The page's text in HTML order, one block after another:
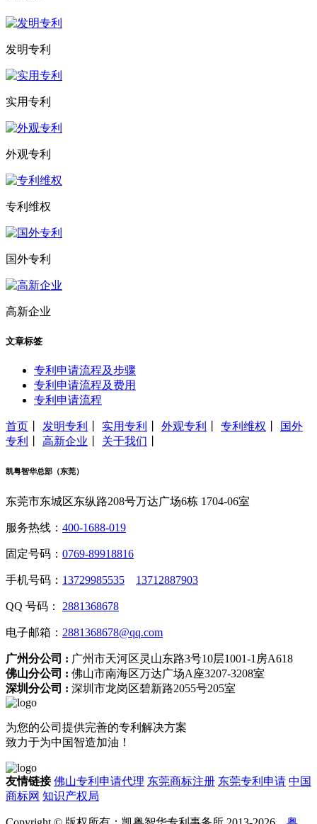
发明专利
实用专利
外观专利
专利维权
国外专利
高新企业
文章标签
专利申请流程及步骤
专利申请流程及费用
专利申请流程
首页 发明专利 实用专利 外观专利 专利维权
国外
专利
高新企业 关于我们
凯粤智华总部（东莞）
东莞市东城区东纵路208号万达广场6栋 1704-06室
服务热线： 400-1688-019
固定号码： 0769-89918816
手机号码： 13729985535 13712887903
QQ 号码： 2881368678
电子邮箱： 2881368678@qq.com
广州分公司 : 广州市天河区灵山东路3号10层1001-1房A618
佛山分公司 : 佛山市南海区万达广场A座3207-3208室
深圳分公司 : 深圳市龙岗区碧新路2055号205室
为您的公司提供完善的专利解决方案
致力于为中国智造加油！
友情链接 佛山专利申请代理 东莞商标注册 东莞专利申请 中国
商标网 知识产权局